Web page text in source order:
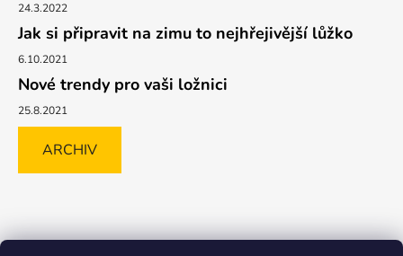
24.3.2022
Jak si připravit na zimu to nejhřejivější lůžko
6.10.2021
Nové trendy pro vaši ložnici
25.8.2021
ARCHIV